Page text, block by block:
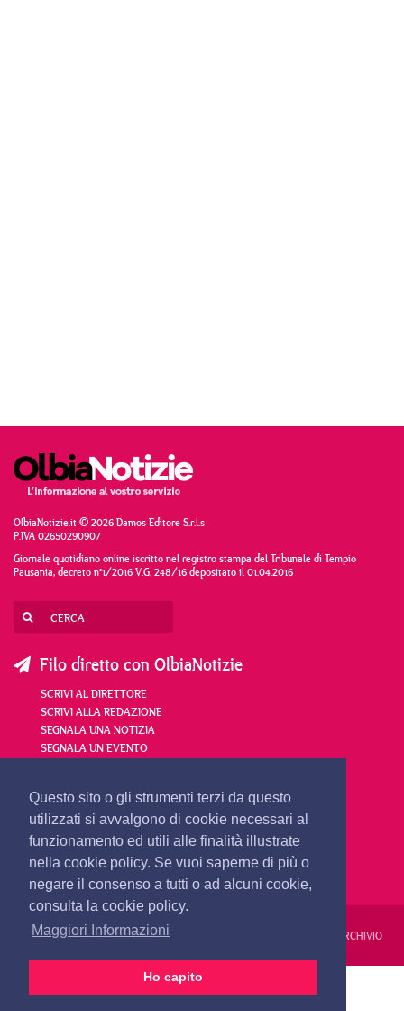
Questo sito o gli strumenti terzi da questo
utilizzati si avvalgono di cookie necessari al
funzionamento ed utili alle finalità illustrate
nella cookie policy. Se vuoi saperne di più o
negare il consenso a tutti o ad alcuni cookie,
consulta la cookie policy.
Maggiori Informazioni
Ho capito
OlbiaNotizie.it © 2026 Damos Editore S.r.l.s
P.IVA 02650290907
Giornale quotidiano online iscritto nel registro stampa del Tribunale di Tempio
Pausania, decreto n°1/2016 V.G. 248/16 depositato il 01.04.2016
Filo diretto con OlbiaNotizie
SCRIVI AL DIRETTORE
SCRIVI ALLA REDAZIONE
SEGNALA UNA NOTIZIA
SEGNALA UN EVENTO
redazione@olbianotizie.it
REDAZIONE PUBBLICITÀ PRIVACY E COOKIES ARCHIVIO
24 ORE VIDEO